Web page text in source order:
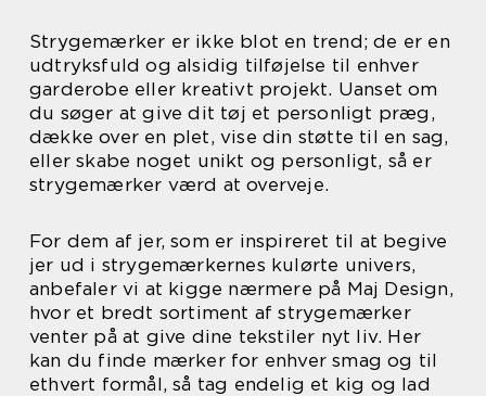
Strygemærker er ikke blot en trend; de er en
udtryksfuld og alsidig tilføjelse til enhver
garderobe eller kreativt projekt. Uanset om
du søger at give dit tøj et personligt præg,
dække over en plet, vise din støtte til en sag,
eller skabe noget unikt og personligt, så er
strygemærker værd at overveje.
For dem af jer, som er inspireret til at begive
jer ud i strygemærkernes kulørte univers,
anbefaler vi at kigge nærmere på Maj Design,
hvor et bredt sortiment af strygemærker
venter på at give dine tekstiler nyt liv. Her
kan du finde mærker for enhver smag og til
ethvert formål, så tag endelig et kig og lad